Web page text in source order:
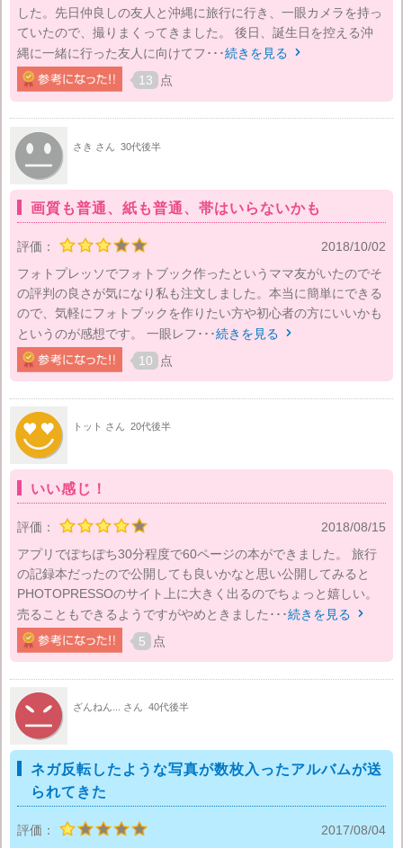
した。先日仲良しの友人と沖縄に旅行に行き、一眼カメラを持っ
ていたので、撮りまくってきました。 後日、誕生日を控える沖
縄に一緒に行った友人に向けてフ･･･続きを見る 
13 点
さき さん 30代後半
画質も普通、紙も普通、帯はいらないかも
評価：
2018/10/02
フォトプレッソでフォトブック作ったというママ友がいたのでそ
の評判の良さが気になり私も注文しました。本当に簡単にできる
ので、気軽にフォトブックを作りたい方や初心者の方にいいかも
というのが感想です。 一眼レフ･･･続きを見る 
10 点
トット さん 20代後半
いい感じ！
評価：
2018/08/15
アプリでぽちぽち30分程度で60ページの本ができました。 旅行
の記録本だったので公開しても良いかなと思い公開してみると
PHOTOPRESSOのサイト上に大きく出るのでちょっと嬉しい。
売ることもできるようですがやめときました･･･続きを見る 
5 点
ざんねん... さん 40代後半
ネガ反転したような写真が数枚入ったアルバムが送
られてきた
評価：
2017/08/04